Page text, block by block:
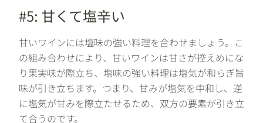
#5: 甘くて塩辛い
甘いワインには塩味の強い料理を合わせましょう。こ
の組み合わせにより、甘いワインは甘さが控えめにな
り果実味が際立ち、塩味の強い料理は塩気が和らぎ旨
味が引き立ちます。つまり、甘みが塩気を中和し、逆
に塩気が甘みを際立たせるため、双方の要素が引き立
て合うのです。